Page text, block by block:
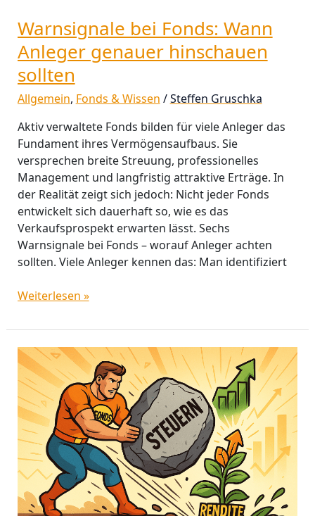
Warnsignale bei Fonds: Wann
Anleger genauer hinschauen
sollten
Allgemein, Fonds & Wissen /Steffen Gruschka
Aktiv verwaltete Fonds bilden für viele Anleger das
Fundament ihres Vermögensaufbaus. Sie
versprechen breite Streuung, professionelles
Management und langfristig attraktive Erträge. In
der Realität zeigt sich jedoch: Nicht jeder Fonds
entwickelt sich dauerhaft so, wie es das
Verkaufsprospekt erwarten lässt. Sechs
Warnsignale bei Fonds – worauf Anleger achten
sollten. Viele Anleger kennen das: Man identifiziert
Weiterlesen »
Steuern
sparen
mit
Fonds:
So
verbessern
Sie
Ihre
Rendite
nachhaltig